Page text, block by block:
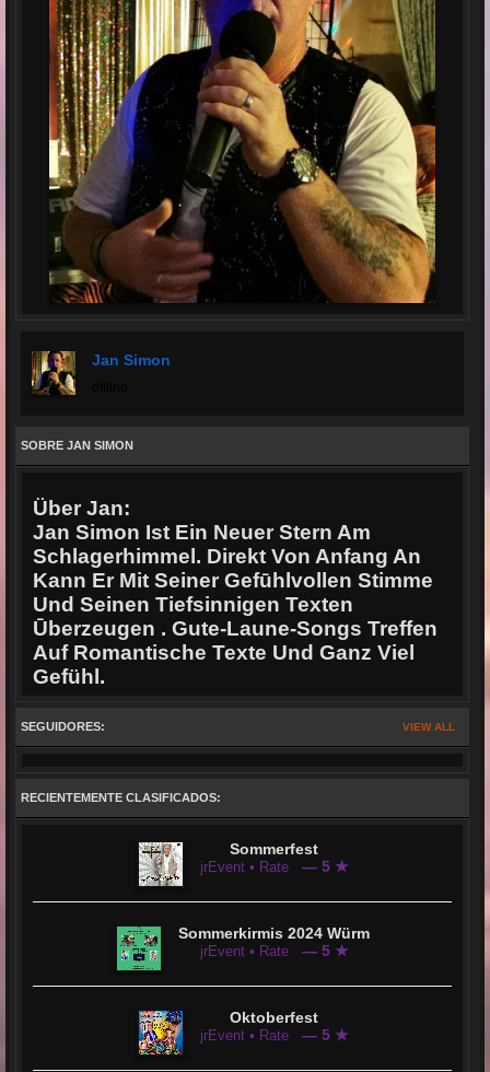
Jan Simon
SOBRE JAN SIMON
Über Jan:
Jan Simon Ist Ein Neuer Stern Am
Schlagerhimmel. Direkt Von Anfang An
Kann Er Mit Seiner Gefūhlvollen Stimme
Und Seinen Tiefsinnigen Texten
Ūberzeugen . Gute-Laune-Songs Treffen
Auf Romantische Texte Und Ganz Viel
Gefühl.
VIEW ALL
SEGUIDORES:
RECIENTEMENTE CLASIFICADOS:
Sommerfest
jrEvent • Rate — 5 ★
Sommerkirmis 2024 Würm
jrEvent • Rate — 5 ★
Oktoberfest
jrEvent • Rate — 5 ★